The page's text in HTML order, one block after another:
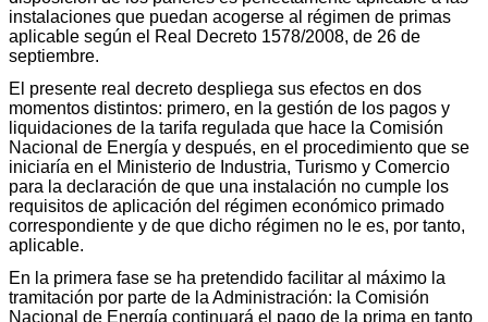
instalaciones que puedan acogerse al régimen de primas
aplicable según el Real Decreto 1578/2008, de 26 de
septiembre.
El presente real decreto despliega sus efectos en dos
momentos distintos: primero, en la gestión de los pagos y
liquidaciones de la tarifa regulada que hace la Comisión
Nacional de Energía y después, en el procedimiento que se
iniciaría en el Ministerio de Industria, Turismo y Comercio
para la declaración de que una instalación no cumple los
requisitos de aplicación del régimen económico primado
correspondiente y de que dicho régimen no le es, por tanto,
aplicable.
En la primera fase se ha pretendido facilitar al máximo la
tramitación por parte de la Administración: la Comisión
Nacional de Energía continuará el pago de la prima en tanto